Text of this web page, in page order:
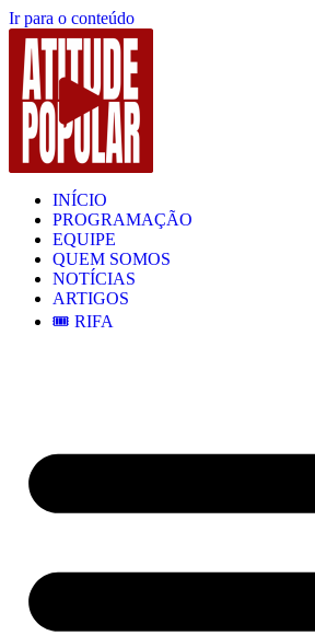
Ir para o conteúdo
INÍCIO
PROGRAMAÇÃO
EQUIPE
QUEM SOMOS
NOTÍCIAS
ARTIGOS
🎟️ RIFA